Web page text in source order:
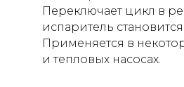
Переключает цикл в
испаритель
Применяется в
и тепловых насосах.